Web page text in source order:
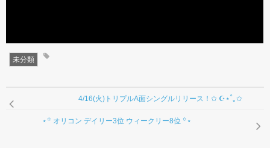
未分類
4/16(火)トリプルA面シングルリリース！✩ ☪︎⋆˚｡✩
⋆꙳ オリコン デイリー3位 ウィークリー8位 ꙳⋆